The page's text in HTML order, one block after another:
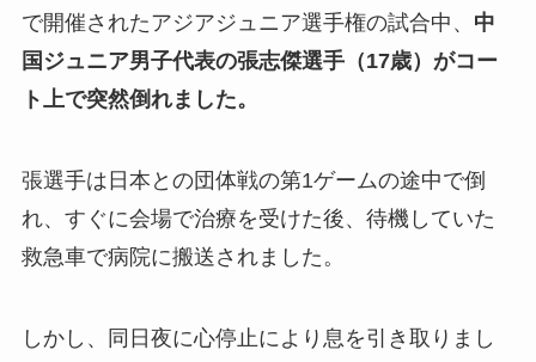
で開催されたアジアジュニア選手権の試合中、 中
国ジュニア男子代表の張志傑選手（17歳）がコー
ト上で突然倒れました。
張選手は日本との団体戦の第1ゲームの途中で倒
れ、すぐに会場で治療を受けた後、待機していた
救急車で病院に搬送されました。
しかし、同日夜に心停止により息を引き取りまし